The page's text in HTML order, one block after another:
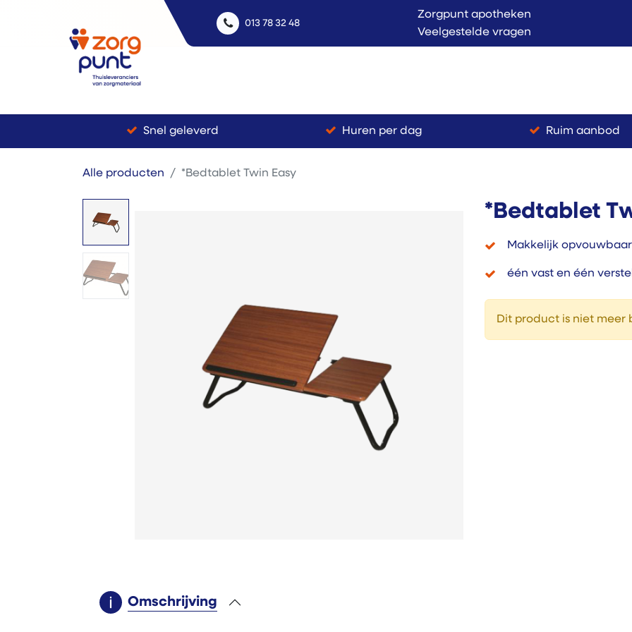
013 78 32 48
Zorgpunt apotheken
Veelgestelde vragen
Snel geleverd Huren per dag Ruim aanbod
Alle producten *Bedtablet Twin Easy
*Bedtablet
Makkelijk opvouwbaar
één vast en één
Dit product is niet meer
Omschrijving